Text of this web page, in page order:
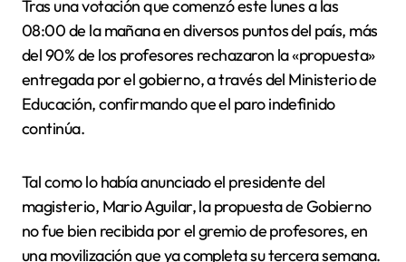
Tras una votación que comenzó este lunes a las
08:00 de la mañana en diversos puntos del país, más
del 90% de los profesores rechazaron la «propuesta»
entregada por el gobierno, a través del Ministerio de
Educación, confirmando que el paro indefinido
continúa.
Tal como lo había anunciado el presidente del
magisterio, Mario Aguilar, la propuesta de Gobierno
no fue bien recibida por el gremio de profesores, en
una movilización que ya completa su tercera semana.